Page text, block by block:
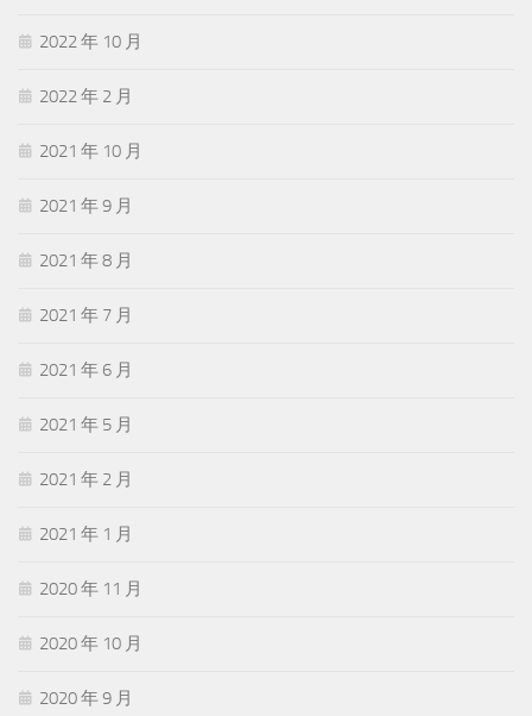
2022 年 10 月
2022 年 2 月
2021 年 10 月
2021 年 9 月
2021 年 8 月
2021 年 7 月
2021 年 6 月
2021 年 5 月
2021 年 2 月
2021 年 1 月
2020 年 11 月
2020 年 10 月
2020 年 9 月